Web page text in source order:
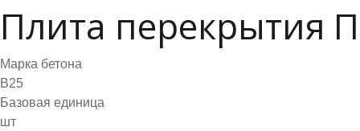
Плита перекрытия
Марка бетона
B25
Базовая единица
шт